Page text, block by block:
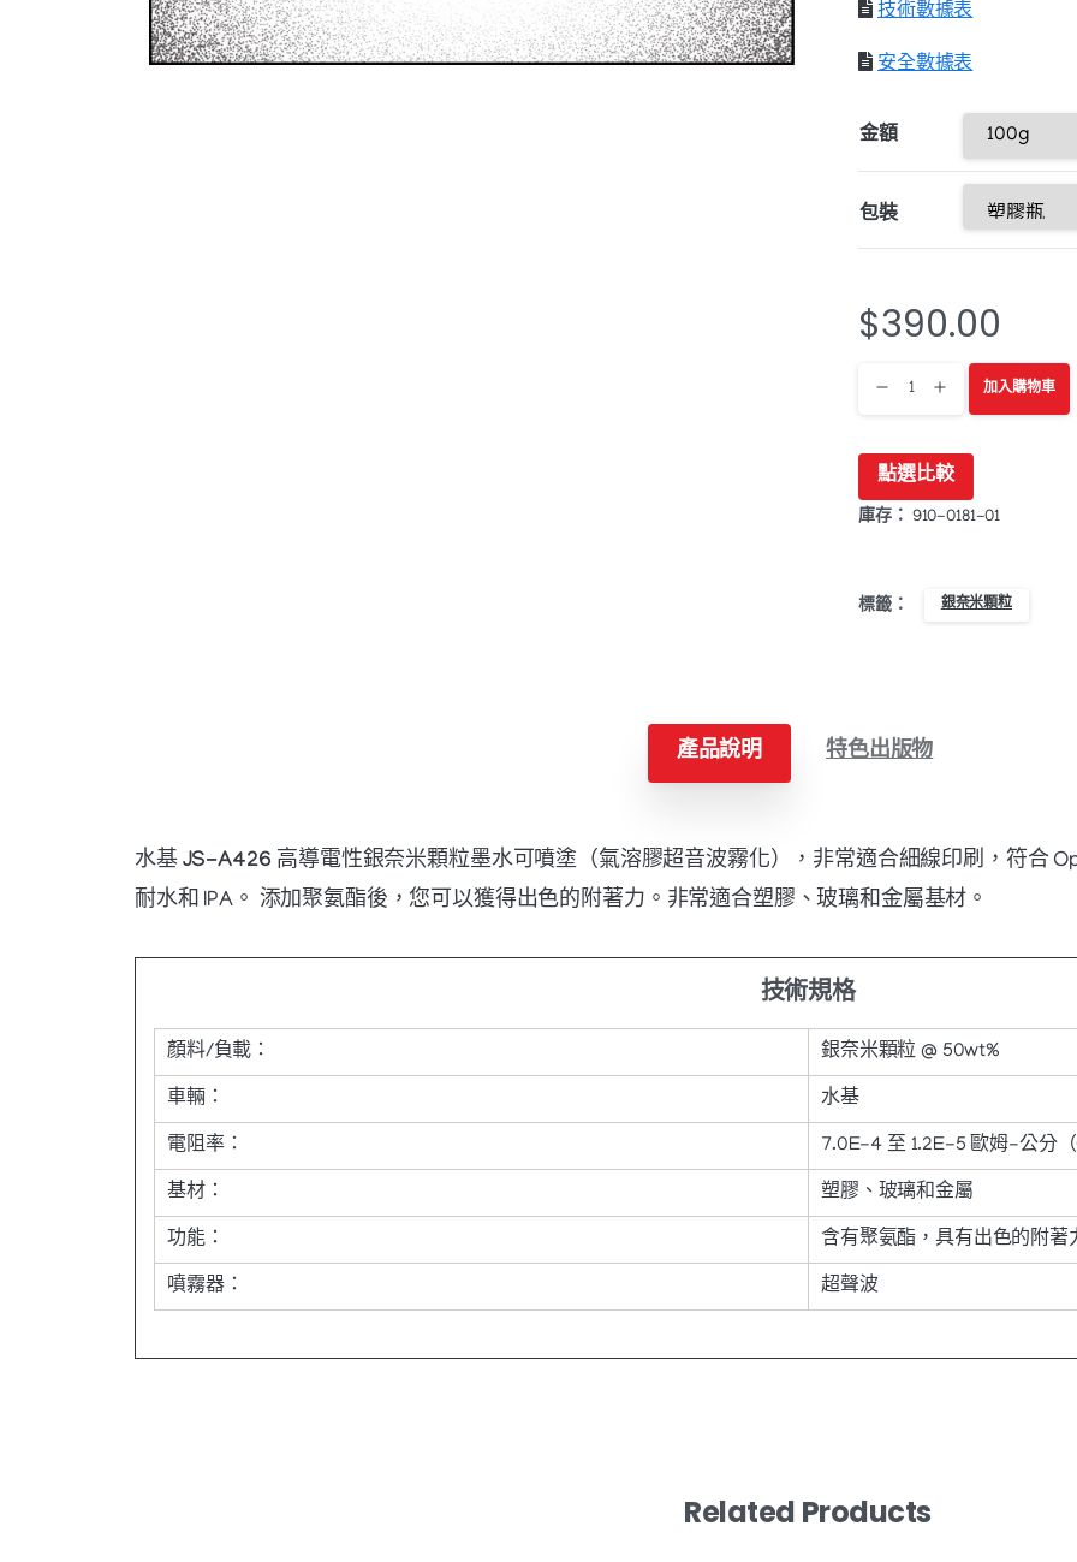
技術數據表
安全數據表
金額
包裝
$390.00
JS-
銀
數
加入購物車
點選比較
庫存： 910-0181-01
標籤： 銀奈米顆粒
產品說明 特色出版物
水基 JS-A426 高導電性銀奈米顆粒墨水可噴塗（氣溶膠超音波霧化），非常適合細線印刷，符合
耐水和 IPA。 添加聚氨酯後，您可以獲得出色的附著力。非常適合塑膠、玻璃和金屬基材。
技術規格
顏料/負載： 銀奈米顆粒 @ 50wt%
車輛： 水基
電阻率： 7.0E-4 至 1.2E-5 歐姆-公分
基材： 塑膠、玻璃和金屬
功能： 含有聚氨酯，具有出色的附著
噴霧器： 超聲波
Related Products